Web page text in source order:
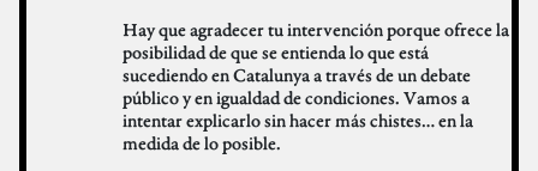
Hay que agradecer tu intervención porque ofrece la
posibilidad de que se entienda lo que está
sucediendo en Catalunya a través de un debate
público y en igualdad de condiciones. Vamos a
intentar explicarlo sin hacer más chistes… en la
medida de lo posible.